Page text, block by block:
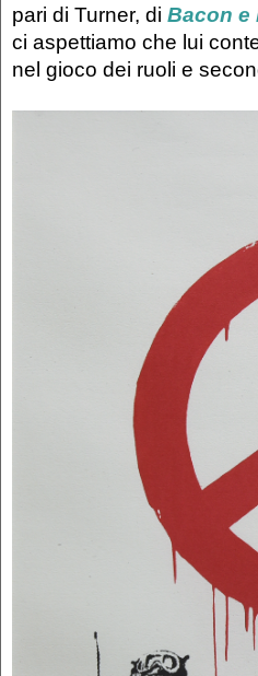
pari di Turner, di Bacon e
ci aspettiamo che lui
nel gioco dei ruoli e